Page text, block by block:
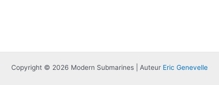
Copyright © 2026 Modern Submarines | Auteur Eric Genevelle